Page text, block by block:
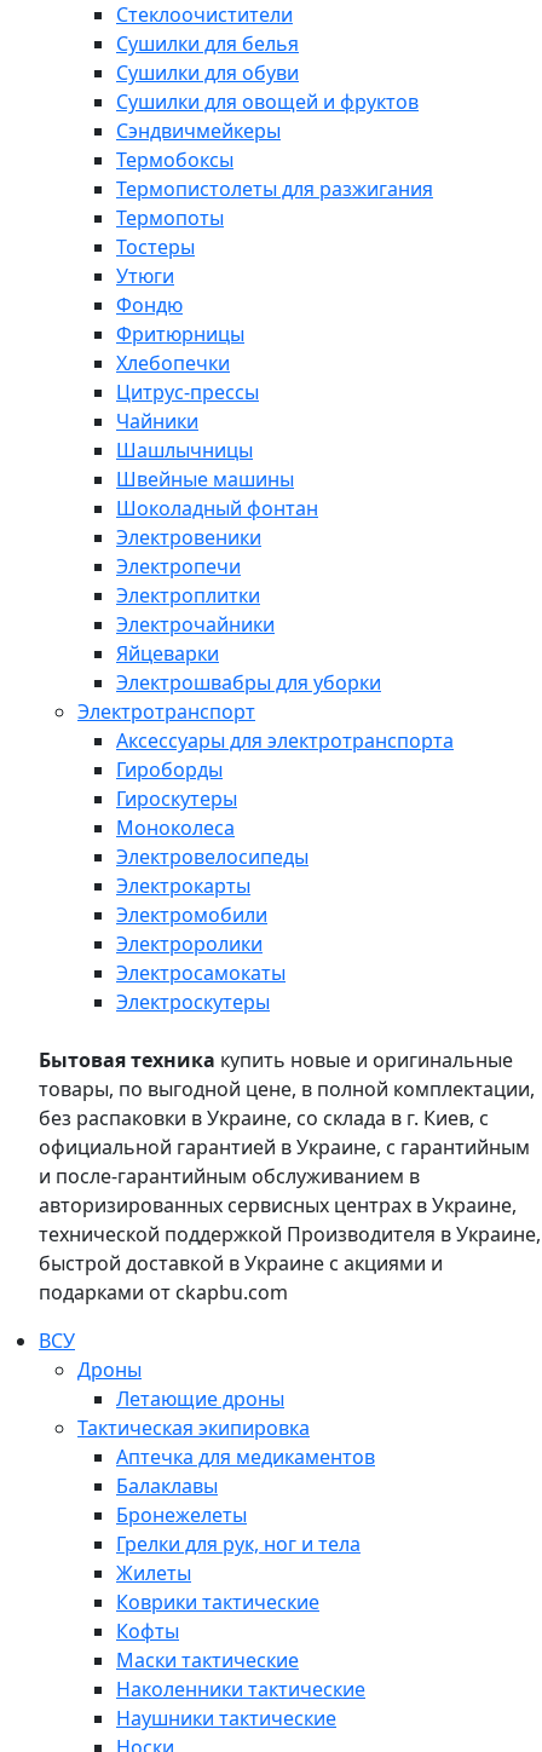
Стеклоочистители
Сушилки для белья
Сушилки для обуви
Сушилки для овощей и фруктов
Сэндвичмейкеры
Термобоксы
Термопистолеты для разжигания
Термопоты
Тостеры
Утюги
Фондю
Фритюрницы
Хлебопечки
Цитрус-прессы
Чайники
Шашлычницы
Швейные машины
Шоколадный фонтан
Электровеники
Электропечи
Электроплитки
Электрочайники
Яйцеварки
Электрошвабры для уборки
Электротранспорт
Аксессуары для электротранспорта
Гироборды
Гироскутеры
Моноколеса
Электровелосипеды
Электрокарты
Электромобили
Электроролики
Электросамокаты
Электроскутеры
Бытовая техника купить новые и оригинальные
товары, по выгодной цене, в полной комплектации,
без распаковки в Украине, со склада в г. Киев, с
официальной гарантией в Украине, с гарантийным
и после-гарантийным обслуживанием в
авторизированных сервисных центрах в Украине,
технической поддержкой Производителя в Украине,
быстрой доставкой в Украине с акциями и
подарками от ckapbu.com
ВСУ
Дроны
Летающие дроны
Тактическая экипировка
Аптечка для медикаментов
Балаклавы
Бронежелеты
Грелки для рук, ног и тела
Жилеты
Коврики тактические
Кофты
Маски тактические
Наколенники тактические
Наушники тактические